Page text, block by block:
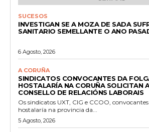
SUCESOS
INVESTIGAN SE A MOZA DE SADA
SANITARIO SEMELLANTE O ANO
6 Agosto, 2026
A CORUÑA
SINDICATOS CONVOCANTES DA
HOSTALARÍA NA CORUÑA SOLICITAN
CONSELLO DE RELACIÓNS LABORAIS
Os sindicatos UXT, CIG e CCOO,
hostalaría na provincia da...
5 Agosto, 2026